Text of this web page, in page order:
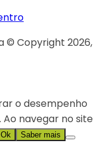
© Copyright 2026,
o desempenho
navegar no site
Ok Saber mais